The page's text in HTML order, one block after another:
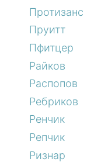
Протизанс
Пруитт
Пфитцер
Райков
Распопов
Ребриков
Ренчик
Репчик
Ризнар